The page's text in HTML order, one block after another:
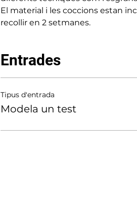
El material i les coccions estan
recollir en 2 setmanes.
Entrades
Tipus d'entrada
Modela un test